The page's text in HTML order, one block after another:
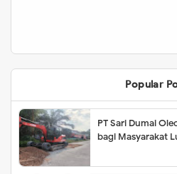
Popular
PT Sari Dumai
bagi Masyarakat